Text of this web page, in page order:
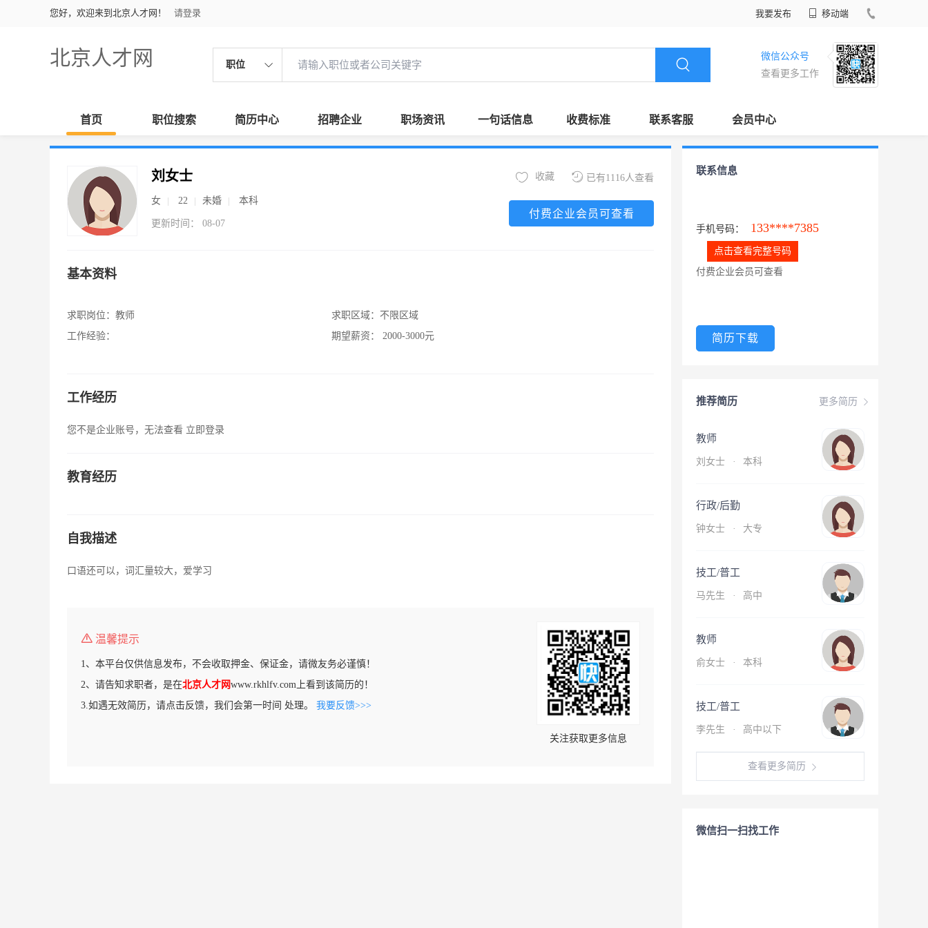
您好，欢迎来到北京人才网！ 请登录 我要发布 移动端
北京人才网 职位
微信公众号
查看更多工作
首页 职位搜索 简历中心 招聘企业 职场资讯 一句话信息 收费标准 联系客服 会员中心
刘女士
女 22 未婚 本科
更新时间： 08-07
已有1116人查看
收藏
付费企业会员可查看
基本资料
求职岗位： 教师
工作经验：
求职区域： 不限区域
期望薪资：
2000-3000元
工作经历
您不是企业账号，无法查看 立即登录
教育经历
自我描述
口语还可以，词汇量较大，爱学习
温馨提示
1、本平台仅供信息发布，不会收取押金、保证金，请微友务必谨慎！
2、请告知求职者，是在北京人才网www.rkhlfv.com上看到该简历的！
3.如遇无效简历，请点击反馈，我们会第一时间 处理。 我要反馈>>>
关注获取更多信息
联系信息
手机号码： 133****7385
点击查看完整号码
付费企业会员可查看
简历下载
更多简历
推荐简历
教师
刘女士 · 本科
行政/后勤
钟女士 · 大专
技工/普工
马先生 · 高中
教师
俞女士 · 本科
技工/普工
李先生 · 高中以下
查看更多简历
微信扫一扫找工作